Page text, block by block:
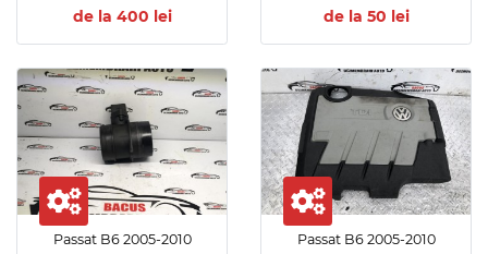
de la 400 lei
de la 50 lei
Passat B6 2005-2010 Passat B6 2005-2010